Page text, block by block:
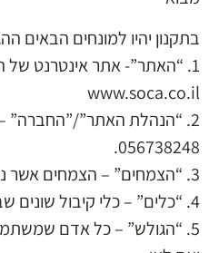
בתקנון יהיו למונחים הבאים
1. “האתר”- אתר אינטרנט
www.soca.co.il
2. “הנהלת האתר”/”החברה”
056738248.
3. “הצמחים” – הצמחים אשר נמכרים באתר וקיימים במלאי.
4. “כלים” – כלי קיבול שונים שבהם הצמחים נשתלים.
5. “הגולש” – כל אדם